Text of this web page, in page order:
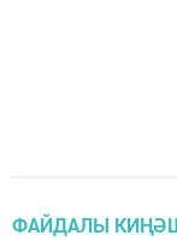
ФАЙДАЛЫ